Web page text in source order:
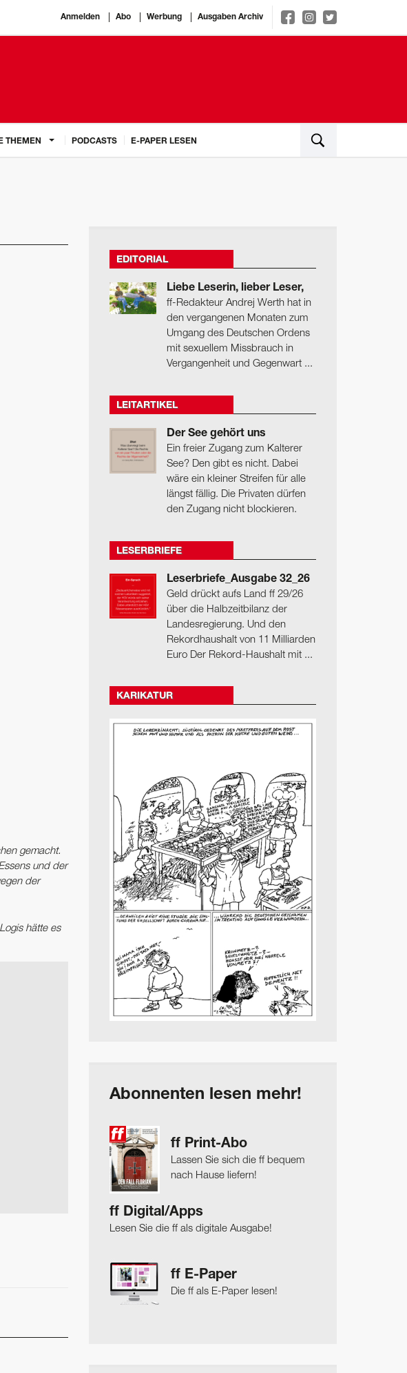
Anmelden Abo Werbung Ausgaben Archiv
THEMEN PODCASTS E-PAPER LESEN
gemacht.
und der
der
hätte es
EDITORIAL
Liebe Leserin, lieber Leser,
ff-Redakteur Andrej Werth hat in
den vergangenen Monaten zum
Umgang des Deutschen Ordens
mit sexuellem Missbrauch in
Vergangenheit und Gegenwart ...
LEITARTIKEL
Der See gehört uns
Ein freier Zugang zum Kalterer
See? Den gibt es nicht. Dabei
wäre ein kleiner Streifen für alle
längst fällig. Die Privaten dürfen
den Zugang nicht blockieren.
LESERBRIEFE
Leserbriefe_Ausgabe 32_26
Geld drückt aufs Land ff 29/26
über die Halbzeitbilanz der
Landesregierung. Und den
Rekordhaushalt von 11 Milliarden
Euro Der Rekord-Haushalt mit ...
KARIKATUR
Abonnenten lesen mehr!
ff Print-Abo
Lassen Sie sich die ff bequem
nach Hause liefern!
ff Digital/Apps
Lesen Sie die ff als digitale Ausgabe!
ff E-Paper
Die ff als E-Paper lesen!